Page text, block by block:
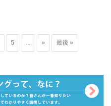
5 ... » 最後 »